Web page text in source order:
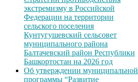
экстремизму в Российской
Федерации на территории
сельского поселения
Кунтугушевский сельсовет
муниципального района
Балтачевский район Республики
Башкортостан на 2026 год
Об утверждении муниципальной
программы “Развитие